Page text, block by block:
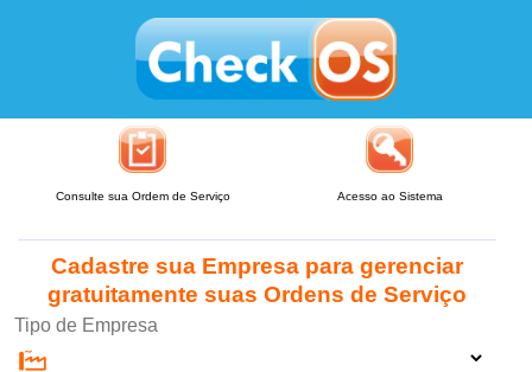
Consulte sua Ordem de Serviço Acesso ao Sistema
Cadastre sua Empresa para gerenciar
gratuitamente suas Ordens de Serviço
Tipo de Empresa